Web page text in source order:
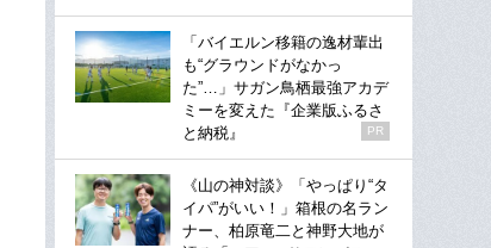
「バイエルン移籍の逸材輩出
も“グラウンドがなかっ
た”…」サガン鳥栖最強アカデ
ミーを変えた『企業版ふるさ
と納税』
PR
《山の神対談》「やっぱり“タ
イパ”がいい！」箱根の名ラン
ナー、柏原竜二と神野大地が